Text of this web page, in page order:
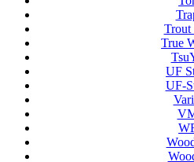
Trout
True
UF
UF-